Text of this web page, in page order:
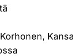
Korhonen,